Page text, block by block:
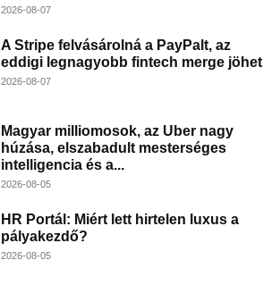
2026-08-07
A Stripe felvásárolná a PayPalt, az
eddigi legnagyobb fintech merge jöhet
2026-08-07
Magyar milliomosok, az Uber nagy
húzása, elszabadult mesterséges
intelligencia és a...
2026-08-05
HR Portál: Miért lett hirtelen luxus a
pályakezdő?
2026-08-05